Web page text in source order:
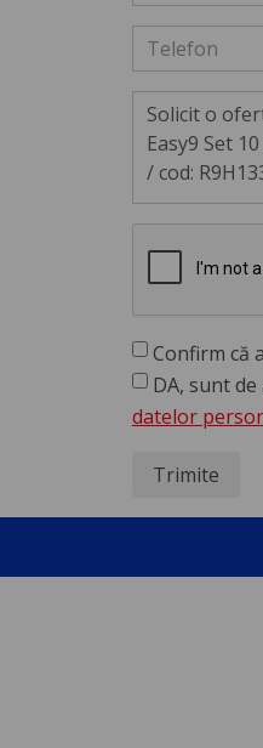
Confirm că
DA, sunt de
datelor
Trimite